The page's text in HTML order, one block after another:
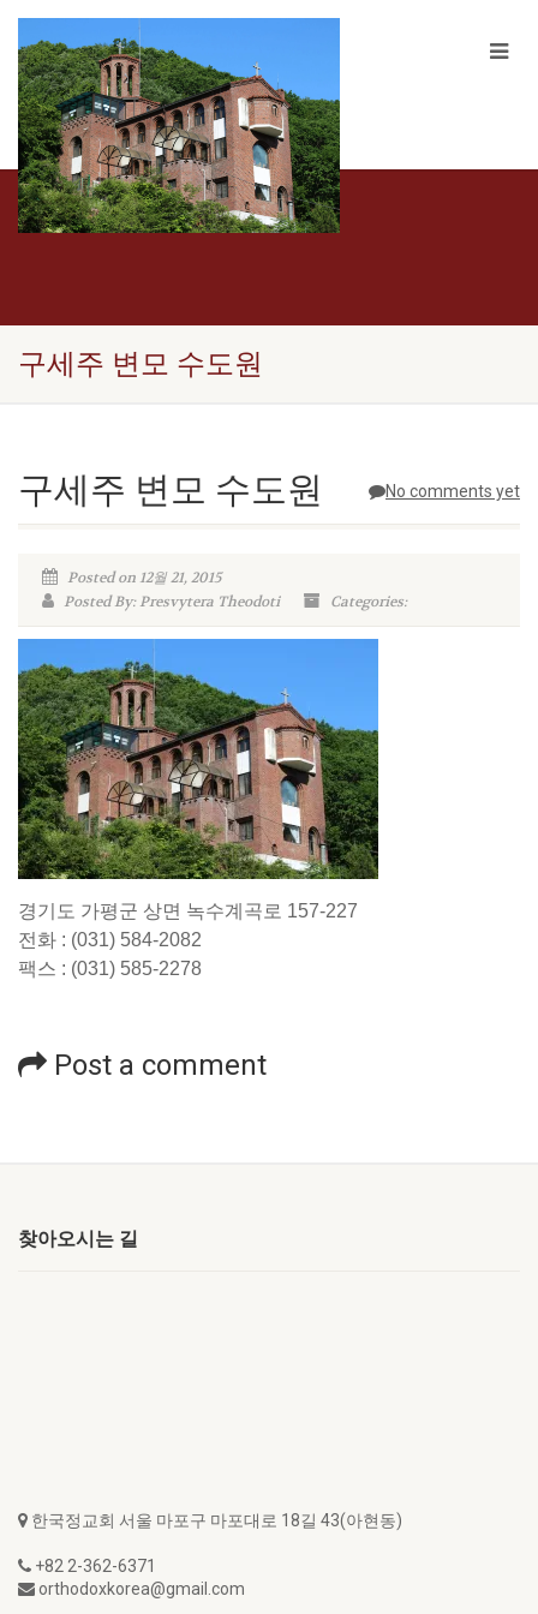
구세주 변모 수도원
No comments yet
구세주 변모 수도원
Posted on 12월 21, 2015
Posted By: Presvytera Theodoti
Categories:
경기도 가평군 상면 녹수계곡로 157-227
전화 : (031) 584-2082
팩스 : (031) 585-2278
Post a comment
찾아오시는 길
한국정교회 서울 마포구 마포대로 18길 43(아현동)
+82 2-362-6371
orthodoxkorea@gmail.com